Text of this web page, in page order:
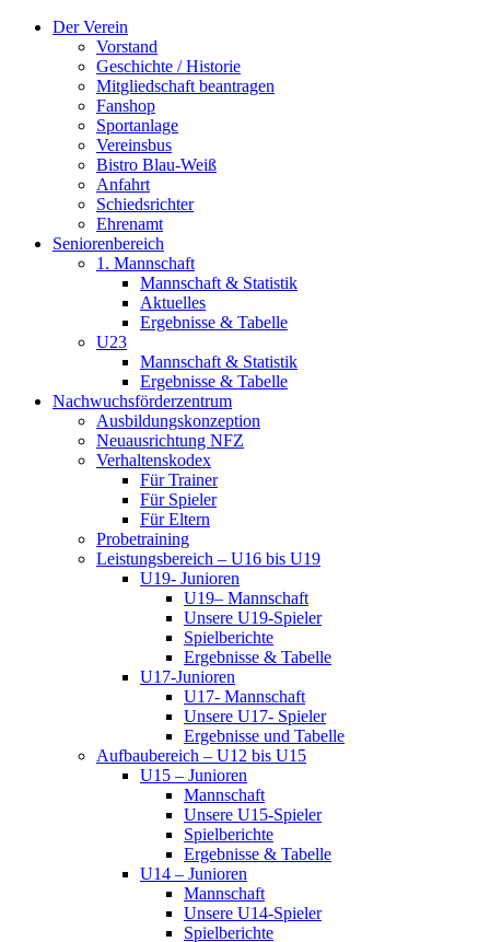
Der Verein
Vorstand
Geschichte / Historie
Mitgliedschaft beantragen
Fanshop
Sportanlage
Vereinsbus
Bistro Blau-Weiß
Anfahrt
Schiedsrichter
Ehrenamt
Seniorenbereich
1. Mannschaft
Mannschaft & Statistik
Aktuelles
Ergebnisse & Tabelle
U23
Mannschaft & Statistik
Ergebnisse & Tabelle
Nachwuchsförderzentrum
Ausbildungskonzeption
Neuausrichtung NFZ
Verhaltenskodex
Für Trainer
Für Spieler
Für Eltern
Probetraining
Leistungsbereich – U16 bis U19
U19- Junioren
U19– Mannschaft
Unsere U19-Spieler
Spielberichte
Ergebnisse & Tabelle
U17-Junioren
U17- Mannschaft
Unsere U17- Spieler
Ergebnisse und Tabelle
Aufbaubereich – U12 bis U15
U15 – Junioren
Mannschaft
Unsere U15-Spieler
Spielberichte
Ergebnisse & Tabelle
U14 – Junioren
Mannschaft
Unsere U14-Spieler
Spielberichte